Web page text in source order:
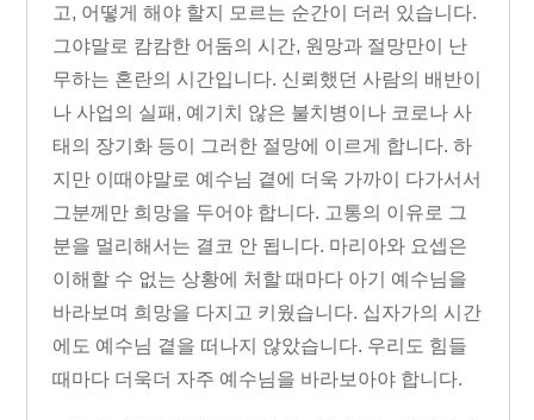
고, 어떻게 해야 할지 모르는 순간이 더러 있습니다.
그야말로 캄캄한 어둠의 시간, 원망과 절망만이 난
무하는 혼란의 시간입니다. 신뢰했던 사람의 배반이
나 사업의 실패 , 예기치 않은 불치병이나 코로나 사
태의 장기화 등이 그러한 절망에 이르게 합니다. 하
지만 이때야말로 예수님 곁에 더욱 가까이 다가서서
그분께만 희망을 두어야 합니다. 고통의 이유로 그
분을 멀리해서는 결코 안 됩니다. 마리아와 요셉은
이해할 수 없는 상황에 처할 때마다 아기 예수님을
바라보며 희망을 다지고 키웠습니다. 십자가의 시간
에도 예수님 곁을 떠나지 않았습니다. 우리도 힘들
때마다 더욱더 자주 예수님을 바라보아야 합니다.